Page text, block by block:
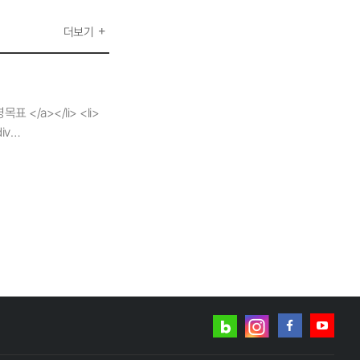
더보기
표 </a></li> <li>
강화</p></li>
네이버
인스타그램